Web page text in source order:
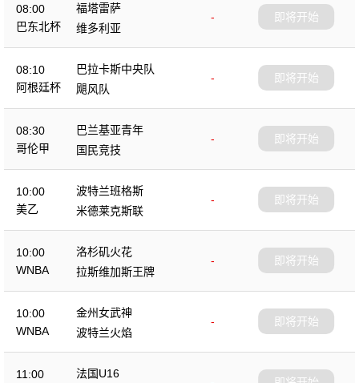
08:00
巴东北杯
福塔雷萨
-
维多利亚
即将开始
08:10
阿根廷杯
巴拉卡斯中央队
-
飓风队
即将开始
08:30
哥伦甲
巴兰基亚青年
-
国民竞技
即将开始
10:00
美乙
波特兰班格斯
-
米德莱克斯联
即将开始
10:00
WNBA
洛杉矶火花
-
拉斯维加斯王牌
即将开始
10:00
WNBA
金州女武神
-
波特兰火焰
即将开始
11:00
法国U16